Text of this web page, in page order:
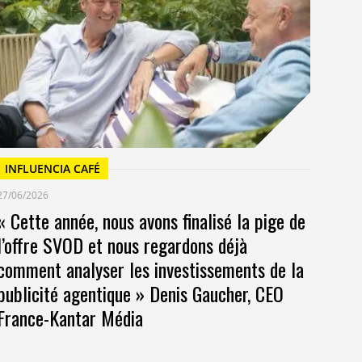
INFLUENCIA CAFÉ
06/2026
Cette année, nous avons finalisé la pige de
SVOD et nous regardons déjà
analyser les investissements de la
agentique » Denis Gaucher, CEO
Kantar Média